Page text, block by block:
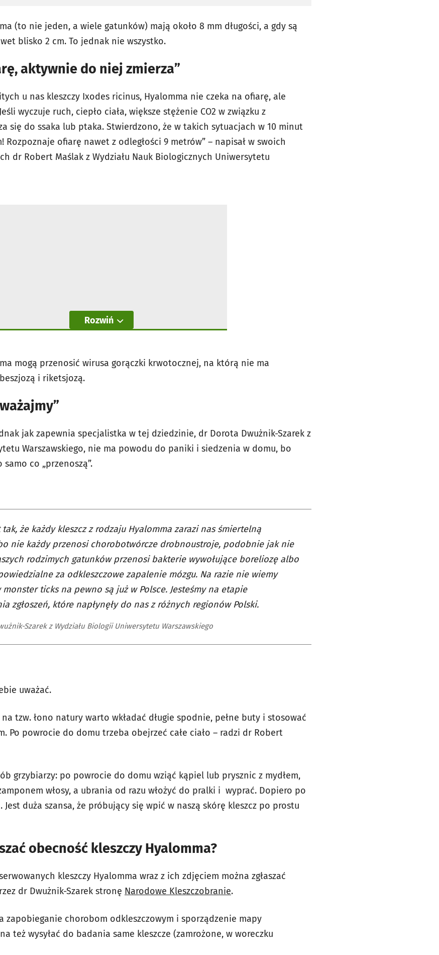
(to nie jeden, a wiele gatunków) mają około 8 mm długości, a gdy są
blisko 2 cm. To jednak nie wszystko.
aktywnie do niej zmierza”
u nas kleszczy Ixodes ricinus, Hyalomma nie czeka na ofiarę, ale
wyczuje ruch, ciepło ciała, większe stężenie CO2 w związku z
się do ssaka lub ptaka. Stwierdzono, że w takich sytuacjach w 10 minut
Rozpoznaje ofiarę nawet z odległości 9 metrów” – napisał w swoich
dr Robert Maślak z Wydziału Nauk Biologicznych Uniwersytetu
Rozwiń
mogą przenosić wirusa gorączki krwotocznej, na którą nie ma
i riketsjozą.
jak zapewnia specjalistka w tej dziedzinie, dr Dorota Dwużnik-Szarek z
Warszawskiego, nie ma powodu do paniki i siedzenia w domu, bo
co „przenoszą”.
tak, że każdy kleszcz z rodzaju Hyalomma zarazi nas śmiertelną
nie każdy przenosi chorobotwórcze drobnoustroje, podobnie jak nie
rodzimych gatunków przenosi bakterie wywołujące boreliozę albo
za odkleszczowe zapalenie mózgu. Na razie nie wiemy
monster ticks na pewno są już w Polsce. Jesteśmy na etapie
zgłoszeń, które napłynęły do nas z różnych regionów Polski.
Szarek z Wydziału Biologii Uniwersytetu Warszawskiego
uważać.
tzw. łono natury warto wkładać długie spodnie, pełne buty i stosować
Po powrocie do domu trzeba obejrzeć całe ciało – radzi dr Robert
grzybiarzy: po powrocie do domu wziąć kąpiel lub prysznic z mydłem,
włosy, a ubrania od razu włożyć do pralki i wyprać. Dopiero po
Jest duża szansa, że próbujący się wpić w naszą skórę kleszcz po prostu
obecność kleszczy Hyalomma?
kleszczy Hyalomma wraz z ich zdjęciem można zgłaszać
dr Dwużnik-Szarek stronę Narodowe Kleszczobranie.
zapobieganie chorobom odkleszczowym i sporządzenie mapy
też wysyłać do badania same kleszcze (zamrożone, w woreczku